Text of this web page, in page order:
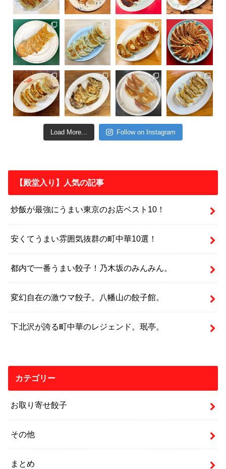
Load More... Follow on Instagram
【殿堂入り】人気の記事
炒飯が最強にうまい東京のお店ベスト10！
安くてうまい雰囲気抜群の町中華10選！
都内で一番うまい餃子！乃木坂のみんみん。
変幻自在の激ウマ餃子。八幡山の餃子館。
下北沢が誇る町中華のレジェンド。珉亭。
カテゴリー
お取り寄せ餃子
その他
まとめ